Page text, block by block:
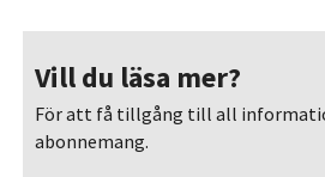
Vill du läsa mer?
För att få tillgång till all
abonnemang.